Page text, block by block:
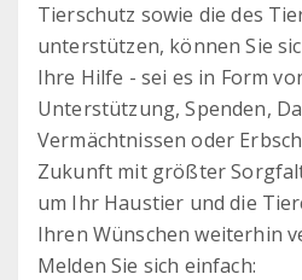
Tierschutz sowie die des
unterstützen, können Sie
Ihre Hilfe - sei es in Form
Unterstützung, Spenden,
Vermächtnissen oder
Zukunft mit größter
um Ihr Haustier und die
Ihren Wünschen weiterhin
Melden Sie sich einfach: